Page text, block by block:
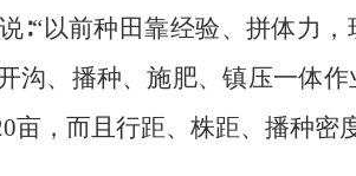
∶“以前种田靠经验、拼体力
沟、播种、施肥、镇压一体
，而且行距、株距、播种密